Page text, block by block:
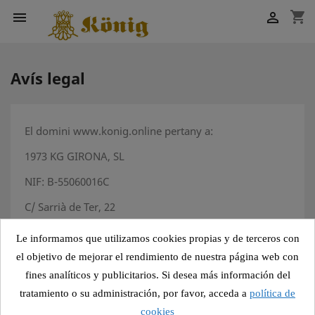
 shopping_cart

Avís legal
El domini www.konig.online pertany a:
1973 KG GIRONA, SL
NIF: B-55060016C
C/ Sarrià de Ter, 22
Pol. Ind. Mas Xirgu 17005, GIRONA
Propietat intel·lectual i industrial
Aquest web ha estat creada per 1.973 KG GIRONA, SL
(KÖNIG), amb caràcter comercial i d’ús personal i
professional. KÖNIG és propietari d’aquest lloc web i
Le informamos que utilizamos cookies propias y de terceros con
el objetivo de mejorar el rendimiento de nuestra página web con
fines analíticos y publicitarios. Si desea más información del
tratamiento o su administración, por favor, acceda a política de
cookies